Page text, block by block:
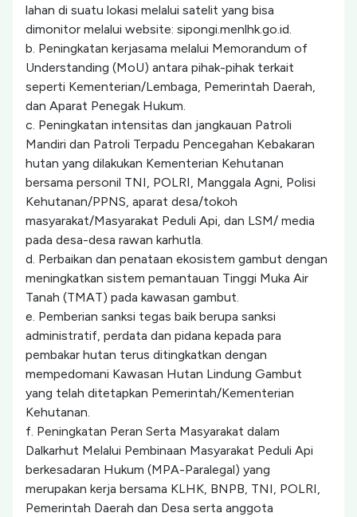
lahan di suatu lokasi melalui satelit yang bisa
dimonitor melalui website: sipongi.menlhk.go.id.
b. Peningkatan kerjasama melalui Memorandum of
Understanding (MoU) antara pihak-pihak terkait
seperti Kementerian/Lembaga, Pemerintah Daerah,
dan Aparat Penegak Hukum.
c. Peningkatan intensitas dan jangkauan Patroli
Mandiri dan Patroli Terpadu Pencegahan Kebakaran
hutan yang dilakukan Kementerian Kehutanan
bersama personil TNI, POLRI, Manggala Agni, Polisi
Kehutanan/PPNS, aparat desa/tokoh
masyarakat/Masyarakat Peduli Api, dan LSM/ media
pada desa-desa rawan karhutla.
d. Perbaikan dan penataan ekosistem gambut dengan
meningkatkan sistem pemantauan Tinggi Muka Air
Tanah (TMAT) pada kawasan gambut.
e. Pemberian sanksi tegas baik berupa sanksi
administratif, perdata dan pidana kepada para
pembakar hutan terus ditingkatkan dengan
mempedomani Kawasan Hutan Lindung Gambut
yang telah ditetapkan Pemerintah/Kementerian
Kehutanan.
f. Peningkatan Peran Serta Masyarakat dalam
Dalkarhut Melalui Pembinaan Masyarakat Peduli Api
berkesadaran Hukum (MPA-Paralegal) yang
merupakan kerja bersama KLHK, BNPB, TNI, POLRI,
Pemerintah Daerah dan Desa serta anggota